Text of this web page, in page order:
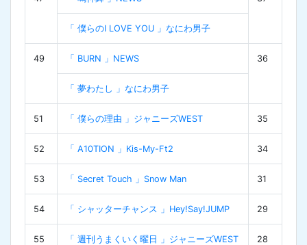
「 僕らのI LOVE YOU 」なにわ男子
49 「 BURN 」NEWS 36
「 夢わたし 」なにわ男子
51 「 僕らの理由 」ジャニーズWEST 35
52 「 A10TION 」Kis-My-Ft2 34
53 「 Secret Touch 」Snow Man 31
54 「 シャッターチャンス 」Hey!Say!JUMP 29
55 「 週刊うまくいく曜日 」ジャニーズWEST 28